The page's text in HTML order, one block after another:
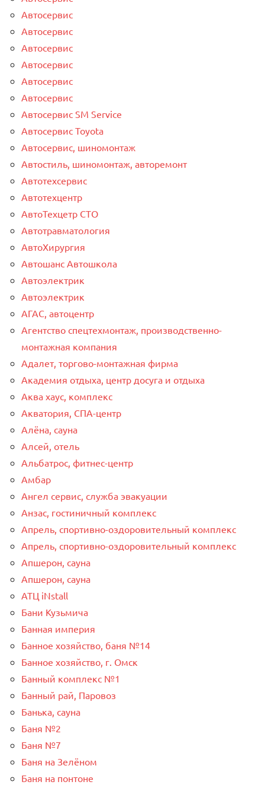
Автосервис
Автосервис
Автосервис
Автосервис
Автосервис
Автосервис
Автосервис SM Service
Автосервис Toyota
Автосервис, шиномонтаж
Автостиль, шиномонтаж, авторемонт
Автотехсервис
Автотехцентр
АвтоТехцетр СТО
Автотравматология
АвтоХирургия
Автошанс Автошкола
Автоэлектрик
Автоэлектрик
АГАС, автоцентр
Агентство спецтехмонтаж, производственно-
монтажная компания
Адалет, торгово-монтажная фирма
Академия отдыха, центр досуга и отдыха
Аква хаус, комплекс
Акватория, СПА-центр
Алёна, сауна
Алсей, отель
Альбатрос, фитнес-центр
Амбар
Ангел сервис, служба эвакуации
Анзас, гостиничный комплекс
Апрель, спортивно-оздоровительный комплекс
Апрель, спортивно-оздоровительный комплекс
Апшерон, сауна
Апшерон, сауна
АТЦ iNstall
Бани Кузьмича
Банная империя
Банное хозяйство, баня №14
Банное хозяйство, г. Омск
Банный комплекс №1
Банный рай, Паровоз
Банька, сауна
Баня №2
Баня №7
Баня на Зелёном
Баня на понтоне